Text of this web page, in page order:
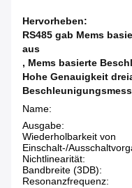
Hervorheben:
RS485 gab Mems
aus
, Mems basierte
Hohe Genauigkeit
Name:
Ausgabe:
Wiederholbarkeit von
Einschalt-/
Nichtlinearität:
Bandbreite (3DB):
Resonanzfrequenz: